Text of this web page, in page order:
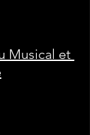
Musical et